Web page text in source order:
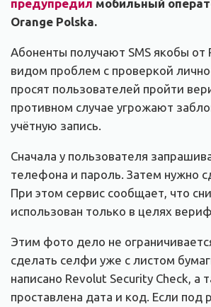
предупредил мобильный
Orange Polska.
Абоненты получают SMS якобы от
видом проблем с проверкой
просят пользователей пройти
противном случае угрожают
учётную запись.
Сначала у пользователя
телефона и пароль. Затем нужно
При этом сервис сообщает, что
использован только в целях
Этим фото дело не
сделать селфи уже с листом
написано Revolut Security Check, а
проставлена дата и код. Если под